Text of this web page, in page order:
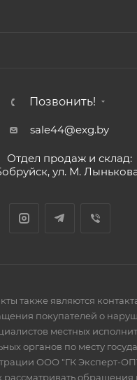
Позвонить!
sale44@exg.by
Отдел продаж и склад:
ул. М.
также являются
покупателей о
местных
органов по месту
ООО "ГК Эксперт-
обращения